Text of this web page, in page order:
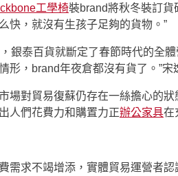
工學椅裝brand將秋冬裝訂貨
快，就沒有生孩子足夠的貨物。”
銀泰百貨就斷定了春節時代的全
形，brand年夜倉都沒有貨了。”宋
場對貿易復蘇仍存在一絲擔心的
人們花費力和購置力正辦公家具在
需求不竭增添，實體貿易運營者